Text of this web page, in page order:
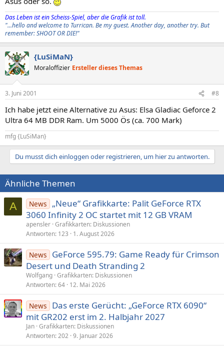
Das Leben ist ein Scheiss-Spiel, aber die Grafik ist toll.
"...hello and welcome to Turrican. Be my guest. Another day, another try. But
remember: SHOOT OR DIE!"
{LuSiMaN}
Moraloffizier Ersteller dieses Themas
3. Juni 2001 #8
Ich habe jetzt eine Alternative zu Asus: Elsa Gladiac Geforce 2
Ultra 64 MB DDR Ram. Um 5000 Ös (ca. 700 Mark)
mfg {LuSiMan}
Du musst dich einloggen oder registrieren, um hier zu antworten.
Ähnliche Themen
A News
„Neue“ Grafikkarte: Palit GeForce RTX
3060 Infinity 2 OC startet mit 12 GB VRAM
apensler Grafikkarten: Diskussionen
Antworten 123 1. August 2026
News
GeForce 595.79: Game Ready für Crimson
Desert und Death Stranding 2
Wolfgang Grafikkarten: Diskussionen
Antworten 64 12. Mai 2026
News
Das erste Gerücht: „GeForce RTX 6090“
mit GR202 erst im 2. Halbjahr 2027
Jan Grafikkarten: Diskussionen
Antworten 202 9. Januar 2026